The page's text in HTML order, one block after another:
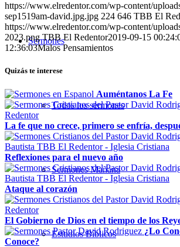
Sermones
Todos los sermones
Sermones Mañana
Estudios Bíblicos
https://www.elredentor.com/wp-content/
sep1519am-david.jpg.jpg 224 646 TBB El
https://www.elredentor.com/wp-content/
2023.png TBB El Redentor2019-09-15
12:36:03Malos Pensamientos
Quizás te interese
Auméntanos La Fe
La fe que no crece, primero se enfría,
Reflexiones para el nuevo año
Ataque al corazón
El Gobierno de Dios en el tiempo de los
¿Lo
Conoce?